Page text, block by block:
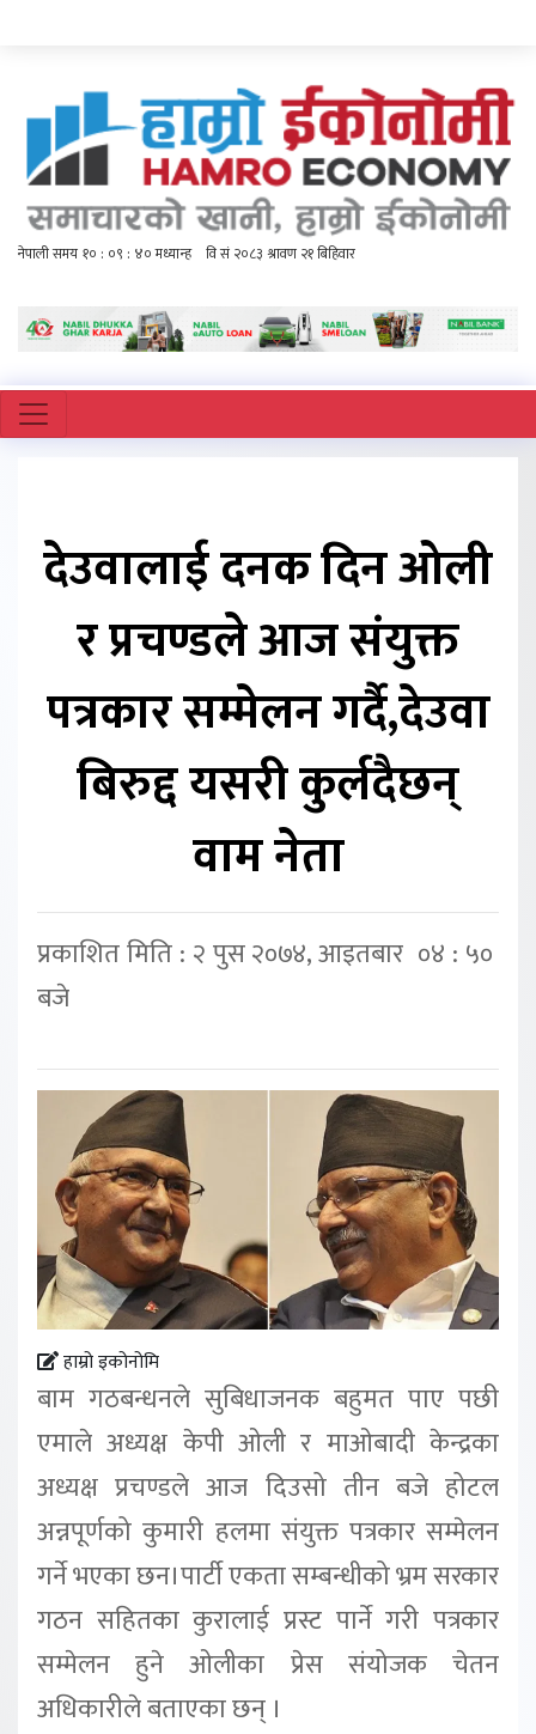
देउवालाई दनक दिन ओली
र प्रचण्डले आज संयुक्त
पत्रकार सम्मेलन गर्दै,देउवा
बिरुद्द यसरी कुर्लदैछन्
वाम नेता
प्रकाशित मिति : २ पुस २०७४, आइतबार ०४ : ५०
बजे
हाम्रो इकोनोमि
बाम गठबन्धनले सुबिधाजनक बहुमत पाए पछी
एमाले अध्यक्ष केपी ओली र माओबादी केन्द्रका
अध्यक्ष प्रचण्डले आज दिउसो तीन बजे होटल
अन्नपूर्णको कुमारी हलमा संयुक्त पत्रकार सम्मेलन
गर्ने भएका छन।पार्टी एकता सम्बन्धीको भ्रम सरकार
गठन सहितका कुरालाई प्रस्ट पार्ने गरी पत्रकार
सम्मेलन हुने ओलीका प्रेस संयोजक चेतन
अधिकारीले बताएका छन् ।